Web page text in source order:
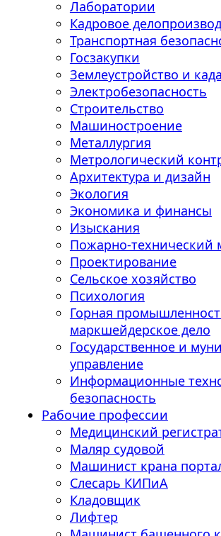
Лаборатории
Кадровое
Транспортная
Госзакупки
Землеустройство и
Электробезопасность
Строительство
Машиностроение
Металлургия
Метрологический
Архитектура и дизайн
Экология
Экономика и финансы
Изыскания
Пожарно-технический
Проектирование
Сельское хозяйство
Психология
Горная
маркшейдерское дело
Государственное и
управление
Информационные
безопасность
Рабочие профессии
Медицинский
Маляр судовой
Машинист крана
Слесарь КИПиА
Кладовщик
Лифтер